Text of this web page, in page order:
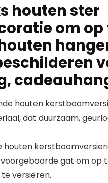
houten ster
om op
houten
dat duurzaam,
houten
gat om op
versieren.